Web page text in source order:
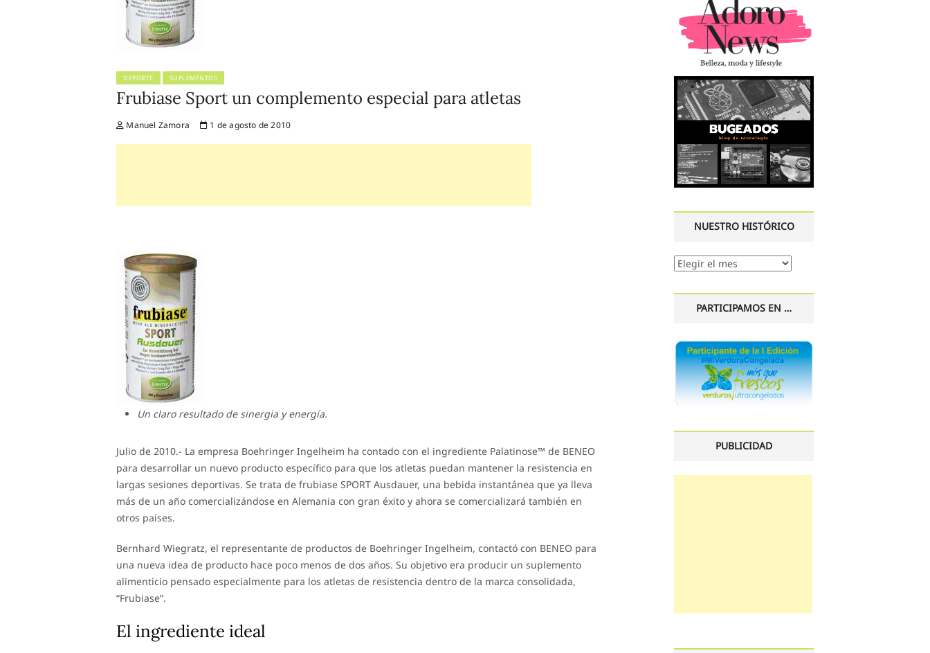
DEPORTE SUPLEMENTOS
Frubiase Sport un complemento especial para atletas
Manuel Zamora 1 de agosto de 2010
Un claro resultado de sinergia y energía.
Julio de 2010.- La empresa Boehringer Ingelheim ha contado con el ingrediente Palatinose™ de BENEO
para desarrollar un nuevo producto específico para que los atletas puedan mantener la resistencia en
largas sesiones deportivas. Se trata de frubiase SPORT Ausdauer, una bebida instantánea que ya lleva
más de un año comercializándose en Alemania con gran éxito y ahora se comercializará también en
otros países.
Bernhard Wiegratz, el representante de productos de Boehringer Ingelheim, contactó con BENEO para
una nueva idea de producto hace poco menos de dos años. Su objetivo era producir un suplemento
alimenticio pensado especialmente para los atletas de resistencia dentro de la marca consolidada,
“Frubiase”.
El ingrediente ideal
NUESTRO HISTÓRICO
Nuestro
PARTICIPAMOS EN …
PUBLICIDAD